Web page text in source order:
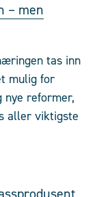
– men
tas inn
mulig for
reformer,
aller viktigste